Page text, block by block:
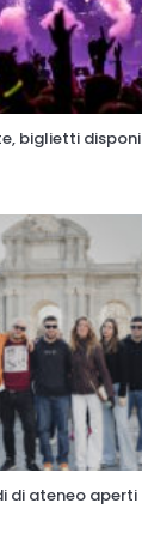
biglietti
di ateneo